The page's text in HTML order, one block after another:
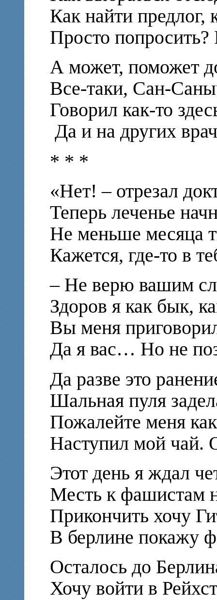
Как найти предлог,
Просто попросить?
А может, поможет
Все-таки, Сан-
Говорил как-то
Да и на других
* * *
«Нет! – отрезал
Теперь леченье
Не меньше месяца
Кажется, где-то в
– Не верю вашим
Здоров я как бык,
Вы меня
Да я вас… Но не
Да разве это
Шальная пуля
Пожалейте меня
Наступил мой чай.
Этот день я ждал
Месть к фашистам
Прикончить хочу
В берлине покажу
Осталось до
Хочу войти в